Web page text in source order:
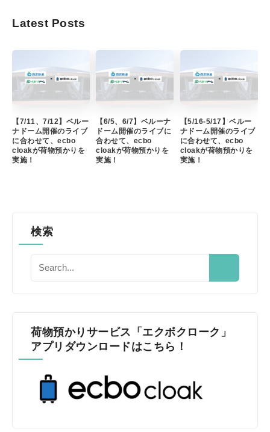
Latest Posts
【7/11、7/12】ベルー
ナドーム開催のライブ
に合わせて、ecbo
cloakが荷物預かりを
実施！
【6/5、6/7】ベルーナ
ドーム開催のライブに
合わせて、ecbo
cloakが荷物預かりを
実施！
【5/16-5/17】ベルー
ナドーム開催のライブ
に合わせて、ecbo
cloakが荷物預かりを
実施！
検索
荷物預かりサービス「エクボクローク」
アプリダウンロードはこちら！